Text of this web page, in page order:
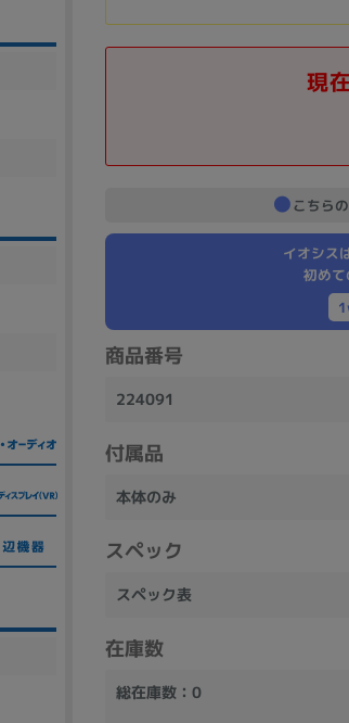
現
こちら
イオシス
初め
商品番号
224091
付属品
本体のみ
スペック
スペック表
在庫数
総在庫数：0
Aランク Bランク